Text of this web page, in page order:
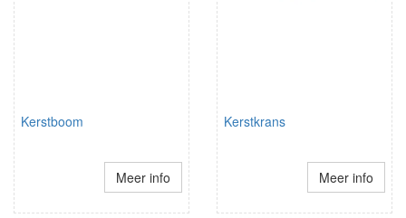
Kerstboom
Meer info
Kerstkrans
Meer info